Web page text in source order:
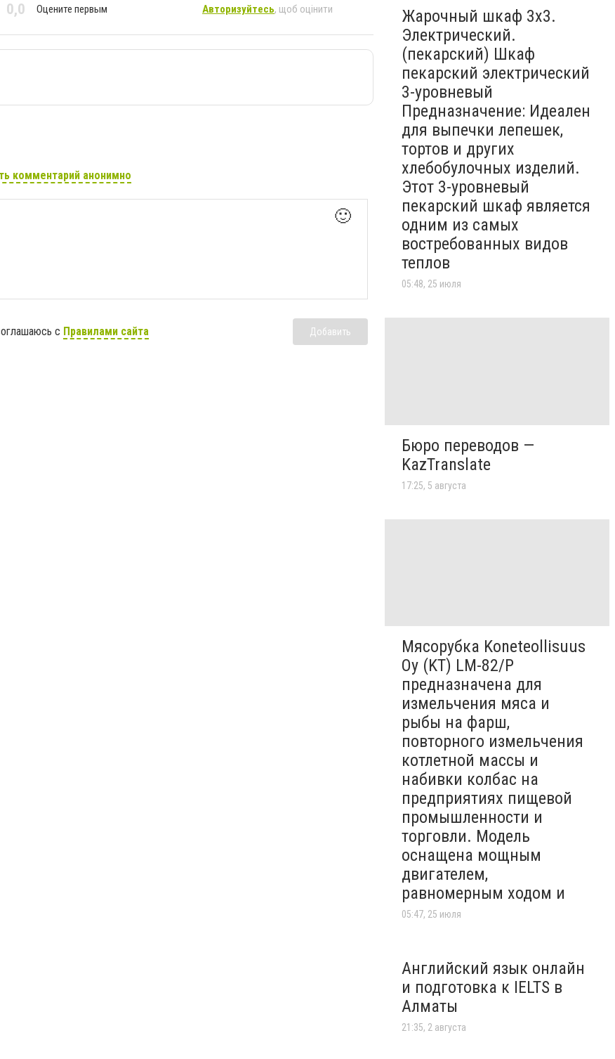
0,0 Оцените первым Авторизуйтесь, щоб оцінити
комментарий анонимно
🙂
с Правилами сайта Добавить
Жарочный шкаф 3х3.
Электрический.
(пекарский) Шкаф
пекарский электрический
3-уровневый
Предназначение: Идеален
для выпечки лепешек,
тортов и других
хлебобулочных изделий.
Этот 3-уровневый
пекарский шкаф является
одним из самых
востребованных видов
теплов
05:48, 25 июля
Бюро переводов —
KazTranslate
17:25, 5 августа
Мясорубка Koneteollisuus
Oy (KT)​ LM-82/P
предназначена для
измельчения мяса и
рыбы на фарш,
повторного измельчения
котлетной массы и
набивки колбас на
предприятиях пищевой
промышленности и
торговли. Модель
оснащена мощным
двигателем,
равномерным ходом и
05:47, 25 июля
Английский язык онлайн
и подготовка к IELTS в
Алматы
21:35, 2 августа